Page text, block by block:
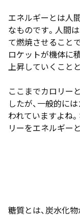
エネルギーとは人
なものです。人間
て燃焼させること
ロケットが機体に
上昇していくこと
ここまでカロリー
したが、一般的に
われていますよね
リーをエネルギー
糖質とは、炭水化